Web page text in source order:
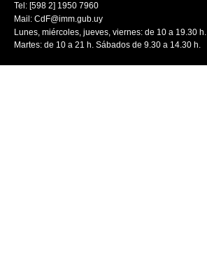
Tel: [598 2] 1950 7960
Mail: CdF@imm.gub.uy
Lunes, miércoles, jueves, viernes: de 10 a 19.30 h.
Martes: de 10 a 21 h. Sábados de 9.30 a 14.30 h.